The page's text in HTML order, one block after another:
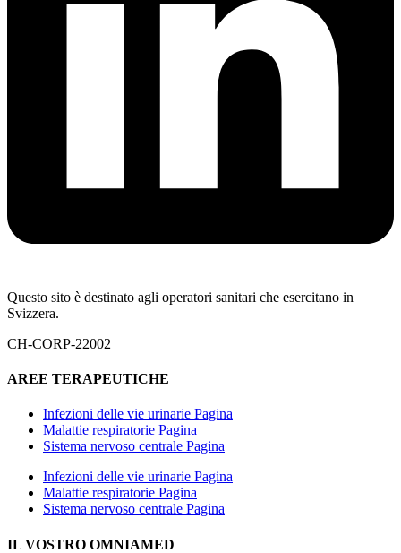
Questo sito è destinato agli operatori sanitari che esercitano in
Svizzera.
CH-CORP-22002
AREE TERAPEUTICHE
Infezioni delle vie urinarie Pagina
Malattie respiratorie Pagina
Sistema nervoso centrale Pagina
Infezioni delle vie urinarie Pagina
Malattie respiratorie Pagina
Sistema nervoso centrale Pagina
IL VOSTRO OMNIAMED